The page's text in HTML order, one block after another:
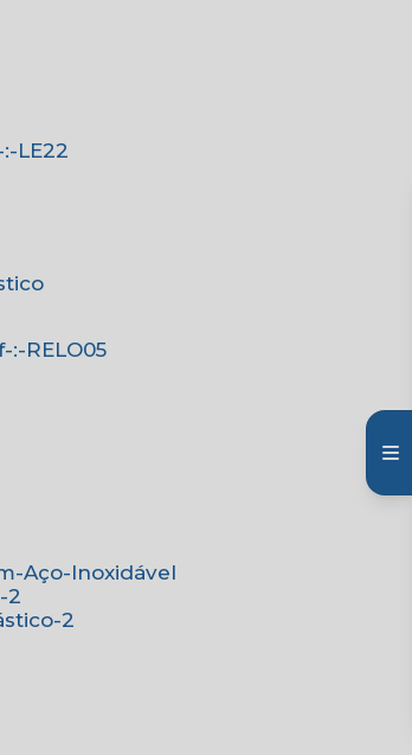
:-LE22
:-RELO05
Aço-Inoxidável
2
2